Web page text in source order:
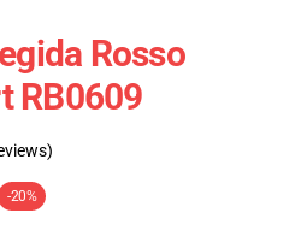
Rosso
RB0609
-20%